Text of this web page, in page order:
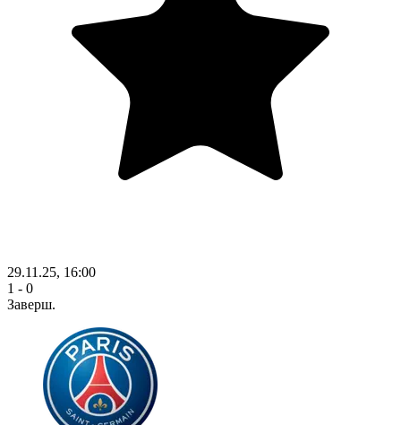
29.11.25, 16:00
1 - 0
Заверш.